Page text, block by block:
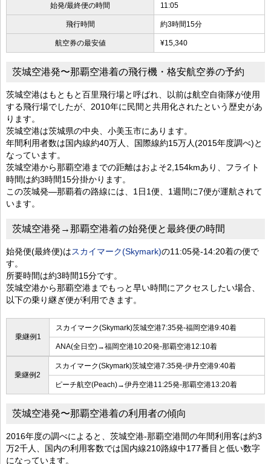
始発/最終便の時間 11:05
飛行時間 約3時間15分
航空券の最安値 ¥15,340
茨城空港発〜那覇空港着の飛行機・格安航空券の予約
茨城空港はもともと百里飛行場と呼ばれ、以前は航空自衛隊が使用
する飛行場でしたが、2010年に民間と共用化されたという歴史があ
ります。
茨城空港は茨城県の中央、小美玉市にあります。
年間利用者数は国内線約40万人、国際線約15万人(2015年度調べ)と
なっています。
茨城空港から那覇空港までの距離はおよそ2,154kmあり、フライト
時間は約3時間15分掛かります。
この茨城発―那覇着の路線には、1日1便、1週間に7便が運航されて
います。
茨城空港発→那覇空港着の始発便と最終便の時間
始発便(最終便)はスカイマーク(Skymark)の11:05発-14:20着の便で
す。
所要時間は約3時間15分です。
茨城空港から那覇空港までもっと早い時間にアクセスしたい場合、
以下の乗り継ぎ便が利用できます。
乗継例1
スカイマーク(Skymark)茨城空港7:35発-福岡空港9:40着
ANA(全日空)→福岡空港10:20発-那覇空港12:10着
乗継例2
スカイマーク(Skymark)茨城空港7:35発-伊丹空港9:40着
ピーチ航空(Peach)→伊丹空港11:25発-那覇空港13:20着
茨城空港発〜那覇空港着の利用者の傾向
2016年度の調べによると、茨城空港-那覇空港間の年間利用客は約3
万2千人、国内の利用客数では国内線210路線中177番目と低い数字
になっています。